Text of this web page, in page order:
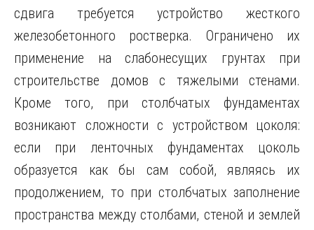
сдвига требуется устройство жесткого
железобетонного ростверка. Ограничено их
применение на слабонесущих грунтах при
строительстве домов с тяжелыми стенами.
Кроме того, при столбчатых фундаментах
возникают сложности с устройством цоколя:
если при ленточных фундаментах цоколь
образуется как бы сам собой, являясь их
продолжением, то при столбчатых заполнение
пространства между столбами, стеной и землей